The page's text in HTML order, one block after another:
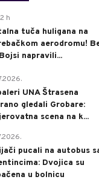
h
tuča huligana na
aerodromu!
napravili...
UNA Štrasena
gledali Grobare:
scena na k...
pucali na autobus
Dvojica su
u bolnicu